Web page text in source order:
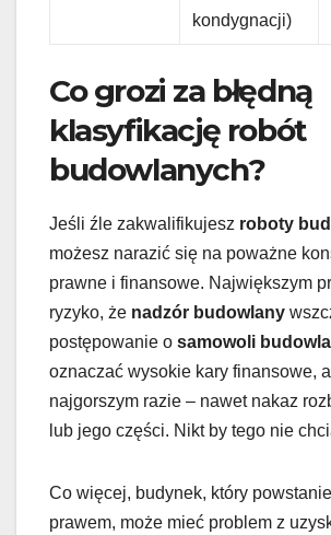
kondygnacji)
Co grozi za błędną
klasyfikację robót
budowlanych?
Jeśli źle zakwalifikujesz roboty
możesz narazić się na poważne
prawne i finansowe. Największym
ryzyko, że nadzór budowlany
postępowanie o samowoli
oznaczać wysokie kary finansowe,
najgorszym razie – nawet nakaz
lub jego części. Nikt by tego nie
Co więcej, budynek, który
prawem, może mieć problem z